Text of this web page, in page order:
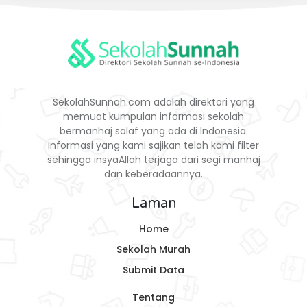
SekolahSunnah.com adalah direktori yang
memuat kumpulan informasi sekolah
bermanhaj salaf yang ada di Indonesia.
Informasi yang kami sajikan telah kami filter
sehingga insyaAllah terjaga dari segi manhaj
dan keberadaannya.
Laman
Home
Sekolah Murah
Submit Data
Tentang